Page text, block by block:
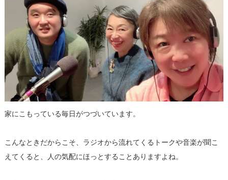
家にこもっている毎日がつづいています。
こんなときだからこそ、ラジオから流れてくるトークや音楽が聞こ
えてくると、人の気配にほっとすることありますよね。